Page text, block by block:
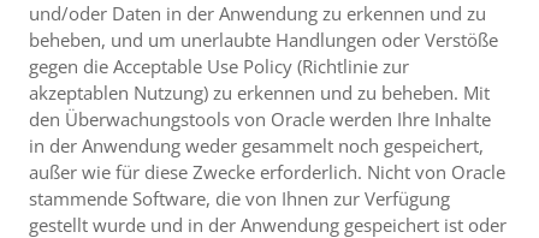
und/oder Daten in der Anwendung zu erkennen und zu
beheben, und um unerlaubte Handlungen oder Verstöße
gegen die Acceptable Use Policy (Richtlinie zur
akzeptablen Nutzung) zu erkennen und zu beheben. Mit
den Überwachungstools von Oracle werden Ihre Inhalte
in der Anwendung weder gesammelt noch gespeichert,
außer wie für diese Zwecke erforderlich. Nicht von Oracle
stammende Software, die von Ihnen zur Verfügung
gestellt wurde und in der Anwendung gespeichert ist oder